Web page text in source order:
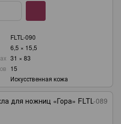
FLTL-090
6,5 × 15,5
31 × 83
15
Искусственная кожа